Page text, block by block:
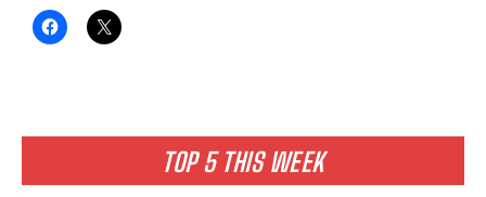
TOP 5 THIS WEEK